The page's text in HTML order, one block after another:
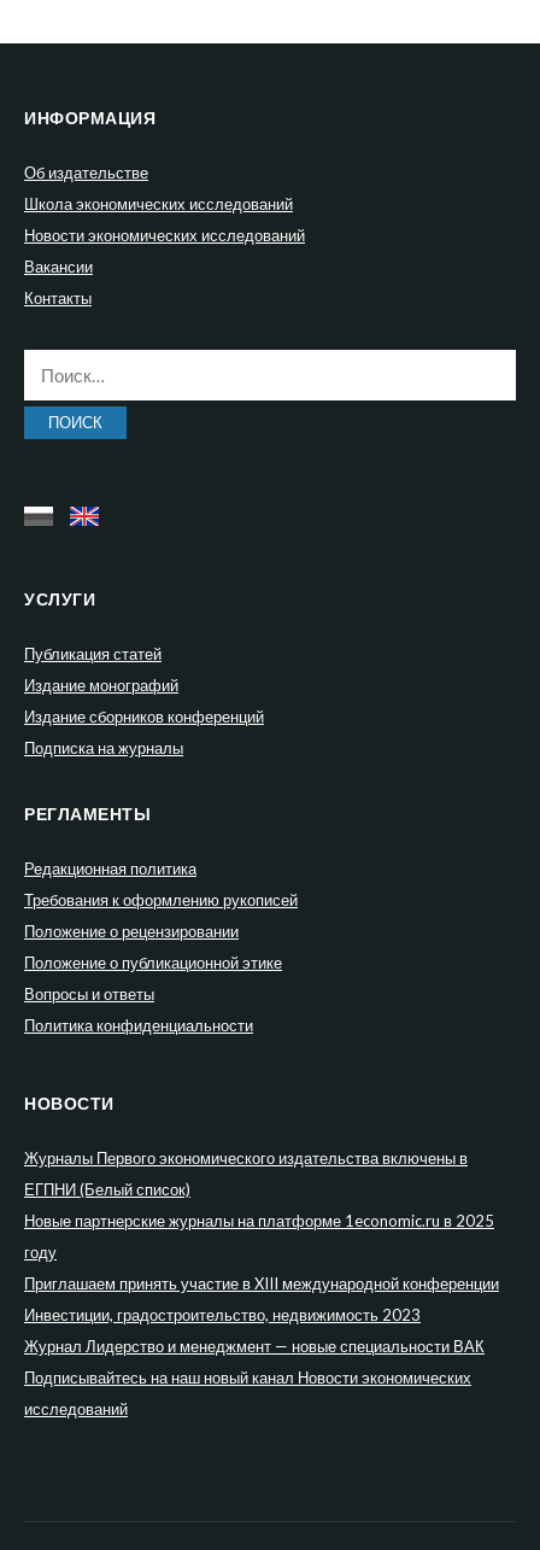
ИНФОРМАЦИЯ
Об издательстве
Школа экономических исследований
Новости экономических исследований
Вакансии
Контакты
УСЛУГИ
Публикация статей
Издание монографий
Издание сборников конференций
Подписка на журналы
РЕГЛАМЕНТЫ
Редакционная политика
Требования к оформлению рукописей
Положение о рецензировании
Положение о публикационной этике
Вопросы и ответы
Политика конфиденциальности
НОВОСТИ
Журналы Первого экономического издательства включены в
ЕГПНИ (Белый список)
Новые партнерские журналы на платформе 1economic.ru в 2025
году
Приглашаем принять участие в XIII международной конференции
Инвестиции, градостроительство, недвижимость 2023
Журнал Лидерство и менеджмент — новые специальности ВАК
Подписывайтесь на наш новый канал Новости экономических
исследований